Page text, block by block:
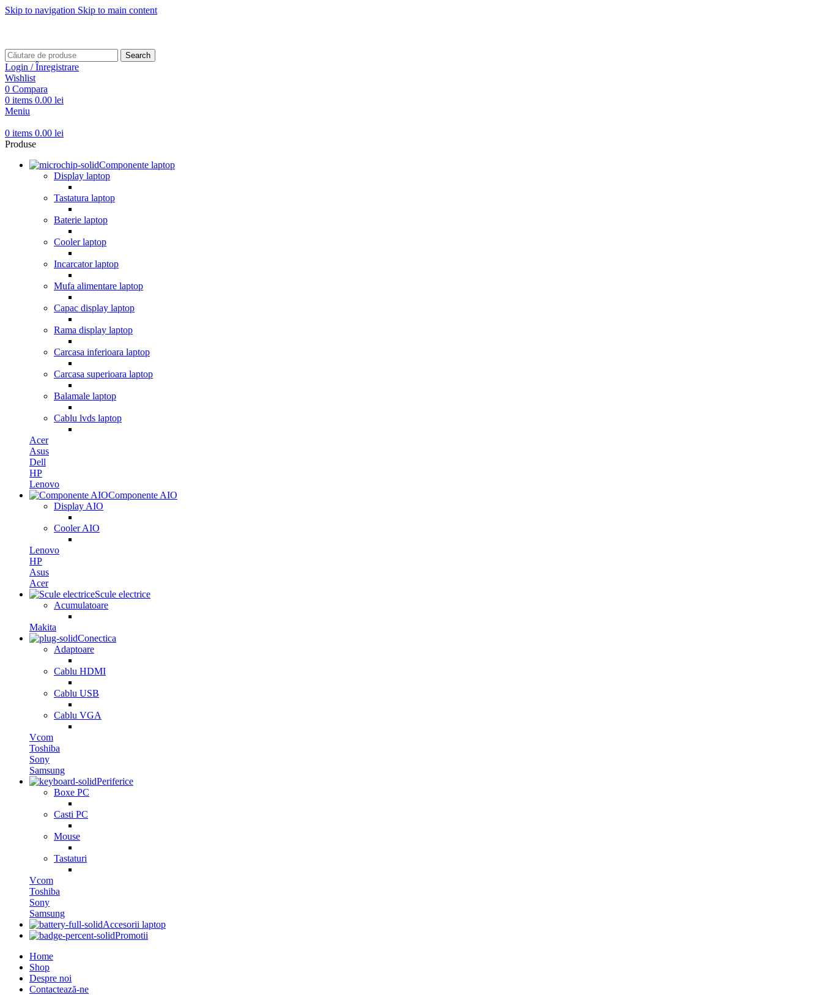
Skip to navigation Skip to main content
Search
Login / Înregistrare
Wishlist
0 Compara
0 items 0.00 lei
Meniu
0 items 0.00 lei
Produse
Componente laptop
Display laptop
Tastatura laptop
Baterie laptop
Cooler laptop
Incarcator laptop
Mufa alimentare laptop
Capac display laptop
Rama display laptop
Carcasa inferioara laptop
Carcasa superioara laptop
Balamale laptop
Cablu lvds laptop
Acer
Asus
Dell
HP
Lenovo
Componente AIO
Display AIO
Cooler AIO
Lenovo
HP
Asus
Acer
Scule electrice
Acumulatoare
Makita
Conectica
Adaptoare
Cablu HDMI
Cablu USB
Cablu VGA
Vcom
Toshiba
Sony
Samsung
Periferice
Boxe PC
Casti PC
Mouse
Tastaturi
Vcom
Toshiba
Sony
Samsung
Accesorii laptop
Promotii
Home
Shop
Despre noi
Contactează-ne